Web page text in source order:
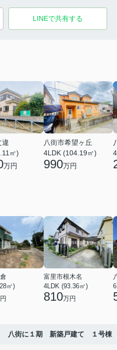
LINEで共有する
違
㎡)
万円
八街市希望ヶ丘
4LDK (104.19㎡)
990万円
㎡)
富里市根木名
4LDK (93.36㎡)
810万円
八街に１期 新築戸建て １号棟